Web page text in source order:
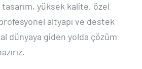
yüksek kalite, özel
altyapı ve destek
dünyaya giden yolda çözüm